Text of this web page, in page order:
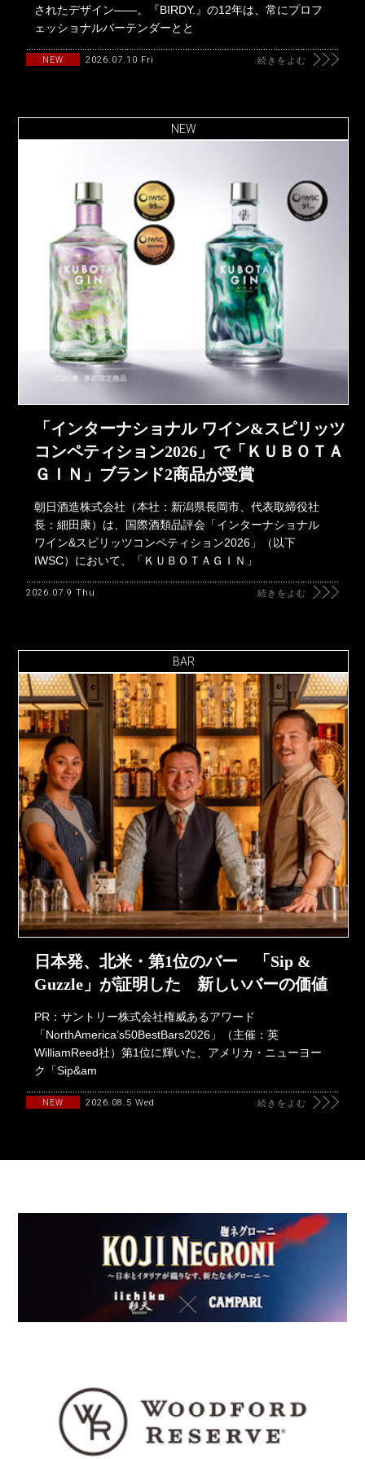
されたデザイン――。『BIRDY.』の12年は、常にプロフ
ェッショナルバーテンダーとと
NEW 2026.07.10 Fri 続きをよむ
NEW
「インターナショナル ワイン&スピリッツ
コンペティション2026」で「ＫＵＢＯＴＡ
ＧＩＮ」ブランド2商品が受賞
朝日酒造株式会社（本社：新潟県長岡市、代表取締役社
長：細田康）は、国際酒類品評会「インターナショナル
ワイン&スピリッツコンペティション2026」（以下
IWSC）において、「ＫＵＢＯＴＡＧＩＮ」
2026.07.9 Thu 続きをよむ
BAR
日本発、北米・第1位のバー 「Sip &
Guzzle」が証明した 新しいバーの価値
PR：サントリー株式会社権威あるアワード
「NorthAmerica’s50BestBars2026」（主催：英
WilliamReed社）第1位に輝いた、アメリカ・ニューヨー
ク「Sip&am
NEW 2026.08.5 Wed 続きをよむ